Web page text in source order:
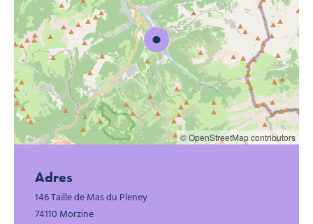
© OpenStreetMap contributors
Adres
146 Taille de Mas du Pleney
74110 Morzine